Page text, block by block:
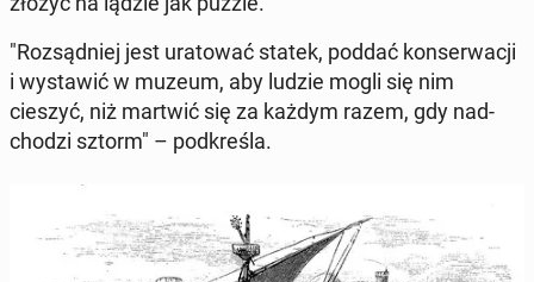
"Roz­sąd­niej jest ura­to­wać statek, poddać kon­ser­wa­cji
i wy­sta­wić w muzeum, aby ludzie mogli się nim
cieszyć, niż martwić się za każdym razem, gdy nad­
cho­dzi sztorm" – pod­kre­śla.